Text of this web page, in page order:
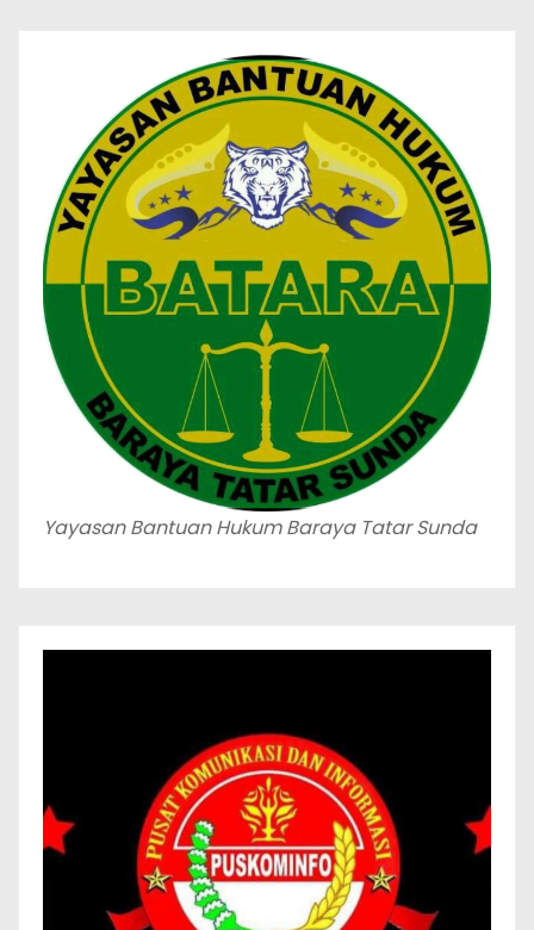
Yayasan Bantuan Hukum Baraya Tatar Sunda